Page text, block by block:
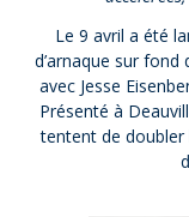
Le 9 avril a été
d’arnaque sur
avec Jesse
Présenté à
tentent de doubler